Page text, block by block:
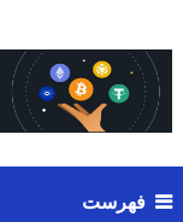
فهرست